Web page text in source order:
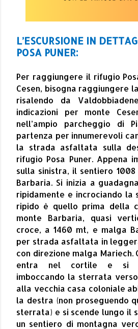
L’ESCURSIONE IN
POSA PUNER:
Per raggiungere il rifugio
Cesen, bisogna raggiungere
risalendo da
indicazioni per monte
nell’ampio parcheggio di
partenza per innumerevoli
la strada asfaltata sulla
rifugio Posa Puner. Appena
sulla sinistra, il sentiero
Barbaria. Si inizia a
ripidamente e incrociando la
ripido è quello prima della
monte Barbaria, quasi
croce, a 1460 mt, e malga
per strada asfaltata in
con direzione malga Mariech.
entra nel cortile e si
imboccando la sterrata
alla vecchia casa coloniale
la destra (non proseguendo
sterrata) e si scende lungo il
un sentiero di montagna